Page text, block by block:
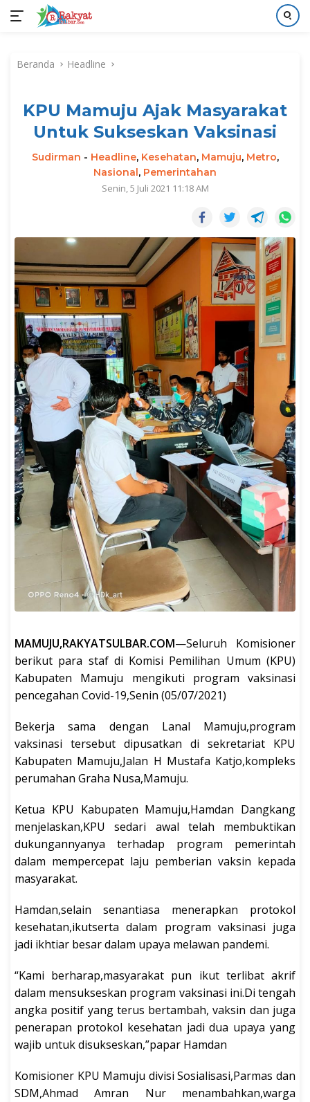
kontenBeranda Headline
KPU Mamuju Ajak Masyarakat
Untuk Sukseskan Vaksinasi
Sudirman - Headline, Kesehatan, Mamuju, Metro,
Nasional, Pemerintahan
Senin, 5 Juli 2021 11:18 AM
MAMUJU,RAKYATSULBAR.COM—Seluruh Komisioner
berikut para staf di Komisi Pemilihan Umum (KPU)
Kabupaten Mamuju mengikuti program vaksinasi
pencegahan Covid-19,Senin (05/07/2021)
Bekerja sama dengan Lanal Mamuju,program
vaksinasi tersebut dipusatkan di sekretariat KPU
Kabupaten Mamuju,Jalan H Mustafa Katjo,kompleks
perumahan Graha Nusa,Mamuju.
Ketua KPU Kabupaten Mamuju,Hamdan Dangkang
menjelaskan,KPU sedari awal telah membuktikan
dukungannyanya terhadap program pemerintah
dalam mempercepat laju pemberian vaksin kepada
masyarakat.
Hamdan,selain senantiasa menerapkan protokol
kesehatan,ikutserta dalam program vaksinasi juga
jadi ikhtiar besar dalam upaya melawan pandemi.
“Kami berharap,masyarakat pun ikut terlibat akrif
dalam mensukseskan program vaksinasi ini.Di tengah
angka positif yang terus bertambah, vaksin dan juga
penerapan protokol kesehatan jadi dua upaya yang
wajib untuk disukseskan,”papar Hamdan
Komisioner KPU Mamuju divisi Sosialisasi,Parmas dan
SDM,Ahmad Amran Nur menambahkan,warga